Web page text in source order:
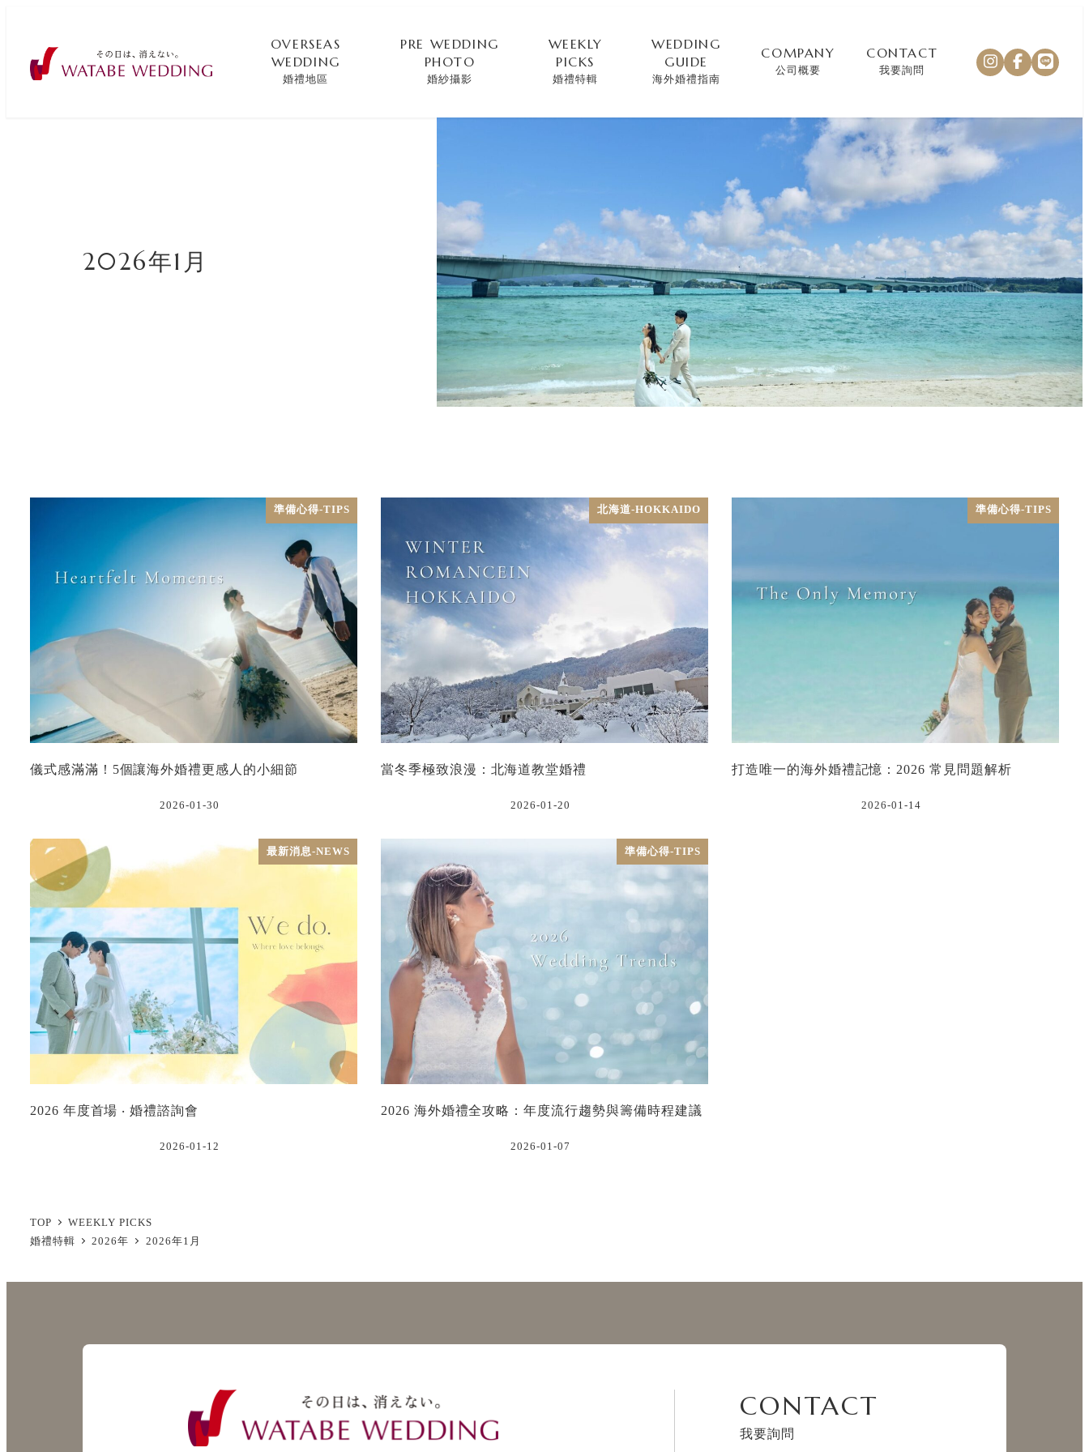
OVERSEAS
WEDDING
婚禮地區
PRE WEDDING
PHOTO
婚紗攝影
WEEKLY
PICKS
婚禮特輯
WEDDING
GUIDE
海外婚禮指南
COMPANY
公司概要
CONTACT
我要詢問
2026年1月
準備心得-TIPS
儀式感滿滿！5個讓海外婚禮更感人的小細節
2026-01-30
北海道-HOKKAIDO
當冬季極致浪漫：北海道教堂婚禮
2026-01-20
準備心得-TIPS
打造唯一的海外婚禮記憶：2026 常見問題解析
2026-01-14
最新消息-NEWS
2026 年度首場 ‧ 婚禮諮詢會
2026-01-12
準備心得-TIPS
2026 海外婚禮全攻略：年度流行趨勢與籌備時程建議
2026-01-07
TOP
WEEKLY PICKS
婚禮特輯
2026年 2026年1月
CONTACT
我要詢問